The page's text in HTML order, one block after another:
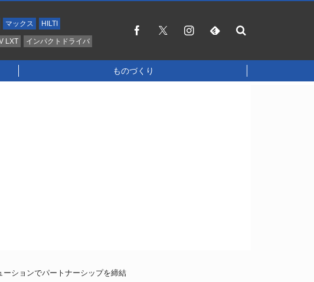
マックス HILTI
LXT インパクトドライバ
ものづくり
ションでパートナーシップを締結